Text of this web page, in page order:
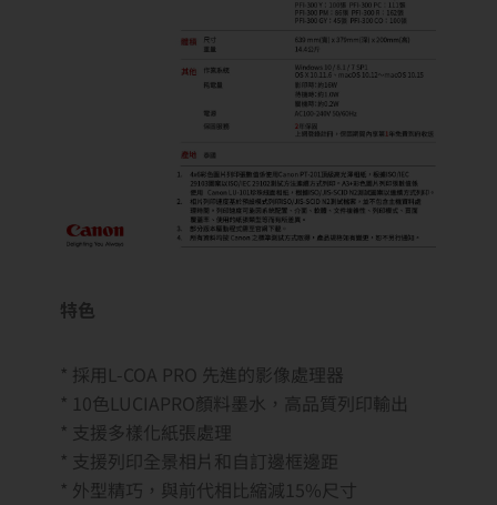
特色
* 採用L-COA PRO 先進的影像處理器
* 10色LUCIAPRO顏料墨水，高品質列印輸出
* 支援多樣化紙張處理
* 支援列印全景相片和自訂邊框邊距
* 外型精巧，與前代相比縮減15%尺寸